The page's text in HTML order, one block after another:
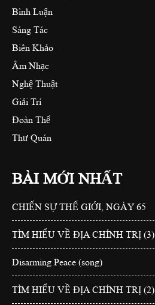
Bình Luận
Sáng Tác
Biên Khảo
Âm Nhạc
Nghệ Thuật
Giải Trí
Đoàn Thể
Thư Quán
BÀI MỚI NHẤT
CHIẾN SỰ THẾ GIỚI, NGÀY 65
TÌM HIỂU VỀ ĐỊA CHÍNH TRỊ (3)
Disarming Peace (song)
TÌM HIỂU VỀ ĐỊA CHÍNH TRỊ (2)